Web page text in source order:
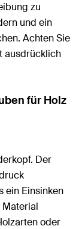
zu
und ein
Achten Sie
ausdrücklich
für Holz
Der
ein Einsinken
oder